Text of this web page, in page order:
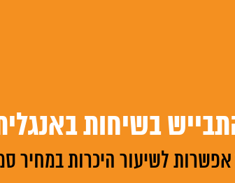
בשיחות
לשיעור היכרות במחיר